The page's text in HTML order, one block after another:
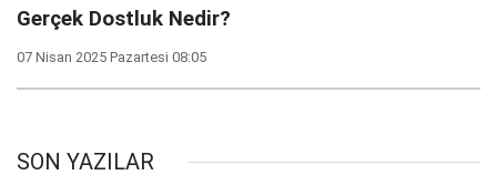
Gerçek Dostluk Nedir?
07 Nisan 2025 Pazartesi 08:05
SON YAZILAR